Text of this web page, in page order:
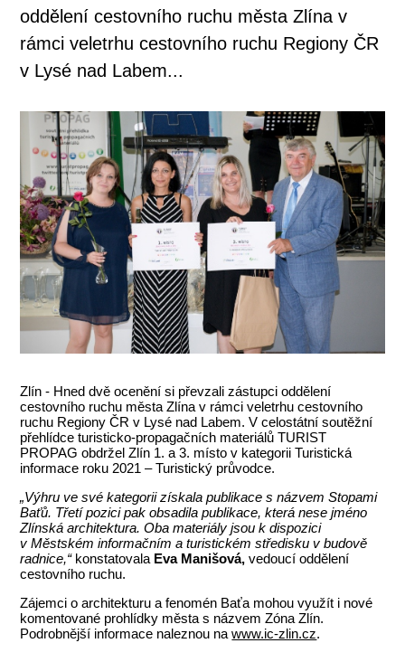
oddělení cestovního ruchu města Zlína v
rámci veletrhu cestovního ruchu Regiony ČR
v Lysé nad Labem...
Zlín - Hned dvě ocenění si převzali zástupci oddělení
cestovního ruchu města Zlína v rámci veletrhu cestovního
ruchu Regiony ČR v Lysé nad Labem. V celostátní soutěžní
přehlídce turisticko-propagačních materiálů TURIST
PROPAG obdržel Zlín 1. a 3. místo v kategorii Turistická
informace roku 2021 – Turistický průvodce.
„Výhru ve své kategorii získala publikace s názvem Stopami
Baťů. Třetí pozici pak obsadila publikace, která nese jméno
Zlínská architektura. Oba materiály jsou k dispozici
v Městském informačním a turistickém středisku v budově
radnice,“konstatovala Eva Manišová, vedoucí oddělení
cestovního ruchu.
Zájemci o architekturu a fenomén Baťa mohou využít i nové
komentované prohlídky města s názvem Zóna Zlín.
Podrobnější informace naleznou nawww.ic-zlin.cz.